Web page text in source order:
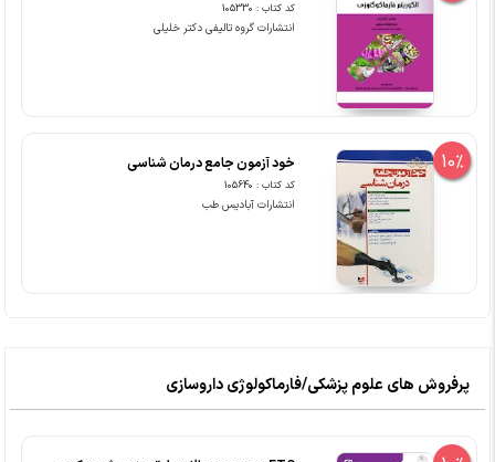
کد کتاب : 105330
انتشارات گروه تالیفی دکتر خلیلی
10% خود آزمون جامع درمان شناسی
کد کتاب : 105640
انتشارات آبادیس طب
پرفروش های علوم پزشکی/فارماکولوژی داروسازی